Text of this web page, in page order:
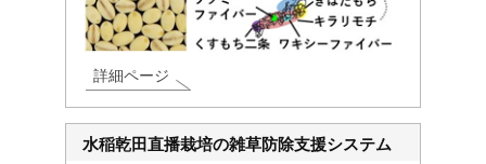
詳細ページ
水稲乾田直播栽培の雑草防除支援システム